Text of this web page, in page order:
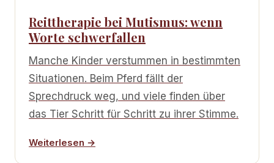
Reittherapie bei Mutismus: wenn
Worte schwerfallen
Manche Kinder verstummen in bestimmten
Situationen. Beim Pferd fällt der
Sprechdruck weg, und viele finden über
das Tier Schritt für Schritt zu ihrer Stimme.
Weiterlesen →